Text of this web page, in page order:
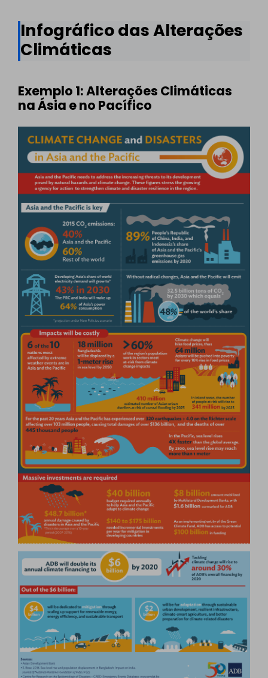
Infográfico das Alterações
Climáticas
Exemplo 1: Alterações Climáticas
na Ásia e no Pacífico